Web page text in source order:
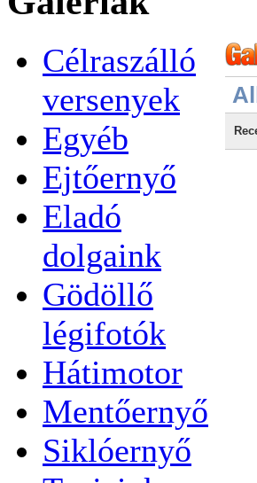
Célraszálló
versenyek
Egyéb
Ejtőernyő
Eladó
dolgaink
Gödöllő
légifotók
Hátimotor
Mentőernyő
Siklóernyő